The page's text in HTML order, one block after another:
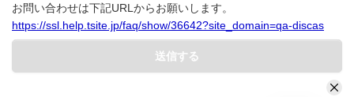
お問い合わせは下記URLからお願いします。
https://ssl.help.tsite.jp/faq/show/36642?site_domain=qa-discas
送信する